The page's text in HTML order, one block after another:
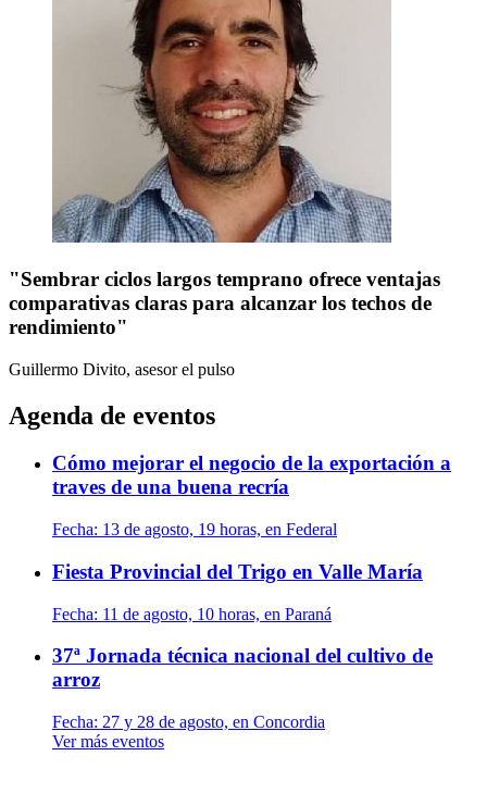
"Sembrar ciclos largos temprano ofrece ventajas
comparativas claras para alcanzar los techos de
rendimiento"
Guillermo Divito, asesor el pulso
Agenda de eventos
Cómo mejorar el negocio de la exportación a
traves de una buena recría
Fecha: 13 de agosto, 19 horas, en Federal
Fiesta Provincial del Trigo en Valle María
Fecha: 11 de agosto, 10 horas, en Paraná
37ª Jornada técnica nacional del cultivo de
arroz
Fecha: 27 y 28 de agosto, en Concordia
Ver más eventos